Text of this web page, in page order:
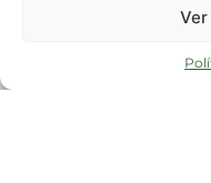
km 01, Módulo 12A,